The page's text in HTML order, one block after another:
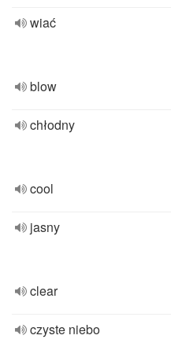
wiać
blow
chłodny
cool
jasny
clear
czyste niebo